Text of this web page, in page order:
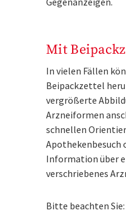
Mit
In vielen Fällen
Beipackzettel
vergrößerte
Arzneiformen
schnellen
Apothekenbesuch
Information über
verschriebenes
Bitte beachten